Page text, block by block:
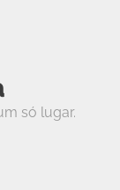
só lugar.